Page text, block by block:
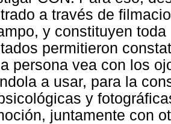
a través de
y constituyen
permitieron
persona vea con los
a usar, para la
y
juntamente con